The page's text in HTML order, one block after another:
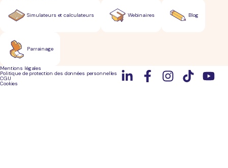
Simulateurs et calculateurs Blog
Parrainage
Webinaires
Mentions légales
Politique de protection des données personnelles
CGU
Cookies